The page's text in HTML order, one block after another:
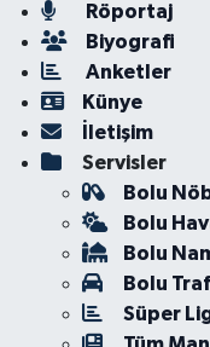
Röportaj
Biyografi
Anketler
Künye
İletişim
Servisler
Bolu
Bolu
Bolu
Bolu
Süper